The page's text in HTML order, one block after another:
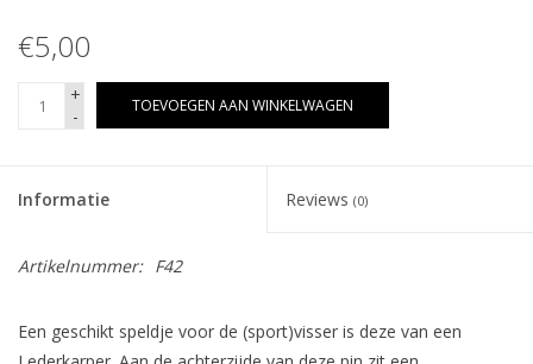
€5,00
+
-
TOEVOEGEN AAN WINKELWAGEN
Informatie Reviews (0)
Artikelnummer: F42
Een geschikt speldje voor de (sport)visser is deze van een